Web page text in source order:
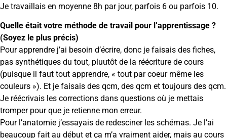
Je travaillais en moyenne 8h par jour, parfois 6 ou parfois 10.
Quelle était votre méthode de travail pour l’apprentissage ?
(Soyez le plus précis)
Pour apprendre j’ai besoin d’écrire, donc je faisais des fiches,
pas synthétiques du tout, pluutôt de la réécriture de cours
(puisque il faut tout apprendre, « tout par coeur même les
couleurs »). Et je faisais des qcm, des qcm et toujours des qcm.
Je réécrivais les corrections dans questions où je mettais
tromper pour que je retienne mon erreur.
Pour l’anatomie j’essayais de redesciner les schémas. Je l’ai
beaucoup fait au début et ça m’a vraiment aider, mais au cours